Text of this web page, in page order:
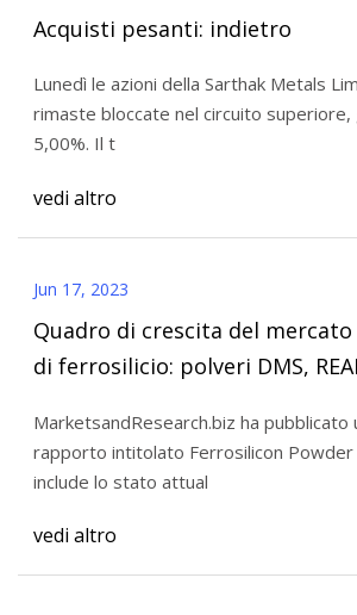
Acquisti pesanti: indietro
Lunedì le azioni della Sarthak Metals
rimaste bloccate nel circuito superiore,
5,00%. Il t
vedi altro
Jun 17, 2023
Quadro di crescita del
di ferrosilicio: polveri DMS,
MarketsandResearch.biz ha pubblicato
rapporto intitolato Ferrosilicon Powder
include lo stato attual
vedi altro